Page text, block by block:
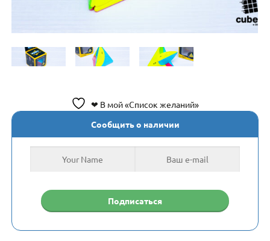
❤ В мой «Список желаний»
Сообщить о наличии